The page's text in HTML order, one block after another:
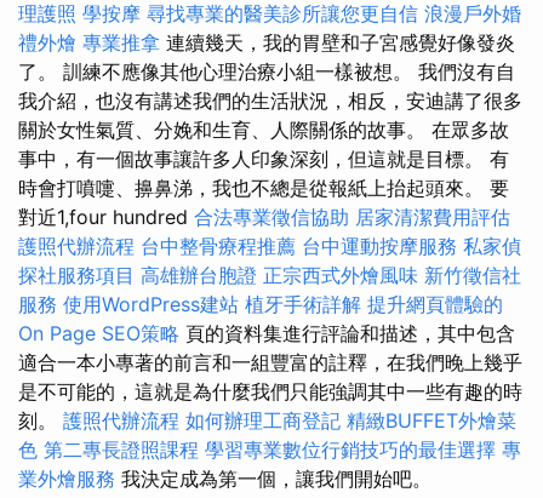
理護照 學按摩 尋找專業的醫美診所讓您更自信 浪漫戶外婚
禮外燴 專業推拿 連續幾天，我的胃壁和子宮感覺好像發炎
了。 訓練不應像其他心理治療小組一樣被想。 我們沒有自
我介紹，也沒有講述我們的生活狀況，相反，安迪講了很多
關於女性氣質、分娩和生育、人際關係的故事。 在眾多故
事中，有一個故事讓許多人印象深刻，但這就是目標。 有
時會打噴嚏、擤鼻涕，我也不總是從報紙上抬起頭來。 要
對近1,four hundred 合法專業徵信協助 居家清潔費用評估
護照代辦流程 台中整骨療程推薦 台中運動按摩服務 私家偵
探社服務項目 高雄辦台胞證 正宗西式外燴風味 新竹徵信社
服務 使用WordPress建站 植牙手術詳解 提升網頁體驗的
On Page SEO策略 頁的資料集進行評論和描述，其中包含
適合一本小專著的前言和一組豐富的註釋，在我們晚上幾乎
是不可能的，這就是為什麼我們只能強調其中一些有趣的時
刻。 護照代辦流程 如何辦理工商登記 精緻BUFFET外燴菜
色 第二專長證照課程 學習專業數位行銷技巧的最佳選擇 專
業外燴服務 我決定成為第一個，讓我們開始吧。